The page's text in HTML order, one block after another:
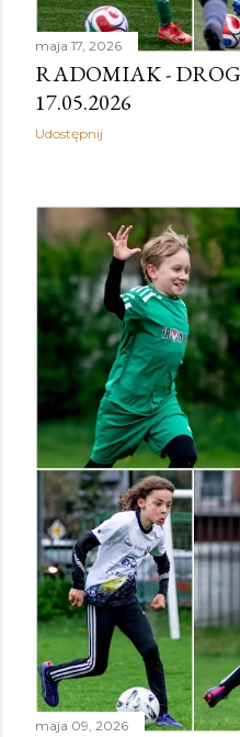
maja 17, 2026
RADOMIAK -
17.05.2026
Udostępnij
maja 09, 2026